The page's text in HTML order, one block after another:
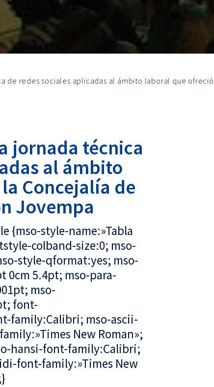
de redes sociales aplicadas al ámbito laboral que
jornada técnica
al ámbito
Concejalía de
Jovempa
{mso-style-name:»Tabla
colband-size:0; mso-
style-qformat:yes; mso-
0cm 5.4pt; mso-para-
mso-
font-
family:Calibri; mso-ascii-
New Roman»;
hansi-font-family:Calibri;
font-family:»Times New